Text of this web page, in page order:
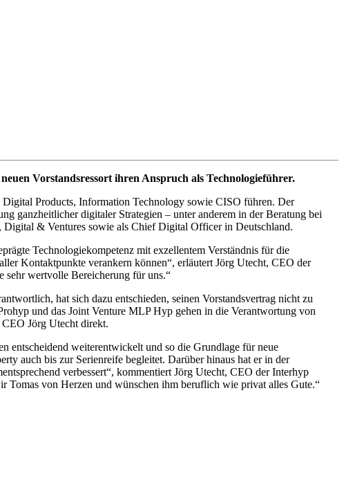
Vorstandsressort ihren Anspruch als Technologieführer.
Products, Information Technology sowie CISO führen. Der
ganzheitlicher digitaler Strategien – unter anderem in der Beratung bei
& Ventures sowie als Chief Digital Officer in Deutschland.
Technologiekompetenz mit exzellentem Verständnis für die
Kontaktpunkte verankern können , erläutert Jörg Utecht, CEO der
sehr wertvolle Bereicherung für uns.
hat sich dazu entschieden, seinen Vorstandsvertrag nicht zu
und das Joint Venture MLP Hyp gehen in die Verantwortung von
Jörg Utecht direkt.
entscheidend weiterentwickelt und so die Grundlage für neue
auch bis zur Serienreife begleitet. Darüber hinaus hat er in der
verbessert , kommentiert Jörg Utecht, CEO der Interhyp
Tomas von Herzen und wünschen ihm beruflich wie privat alles Gute.